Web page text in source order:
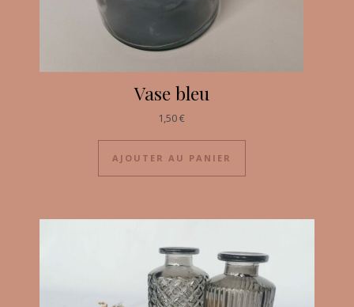
Vase bleu
1,50€
AJOUTER AU PANIER